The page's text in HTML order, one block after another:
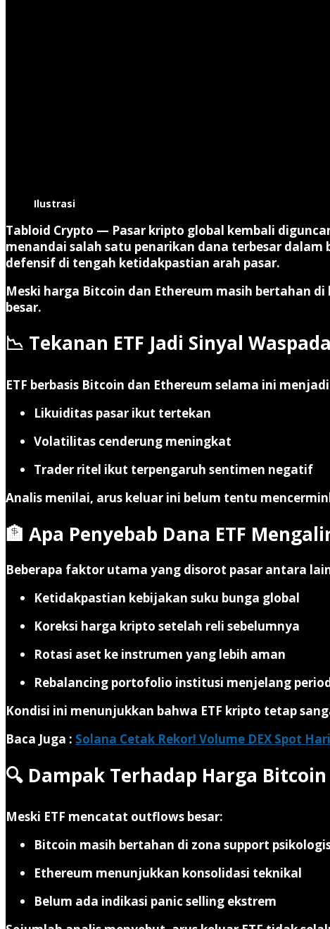
Ilustrasi
Tabloid Crypto — Pasar kripto global kembali
menandai salah satu penarikan dana terbesar
defensif di tengah ketidakpastian arah pasar.
Meski harga Bitcoin dan Ethereum masih bertahan
besar.
📉 Tekanan ETF Jadi Sinyal
ETF berbasis Bitcoin dan Ethereum selama ini
Likuiditas pasar ikut tertekan
Volatilitas cenderung meningkat
Trader ritel ikut terpengaruh sentimen negatif
Analis menilai, arus keluar ini belum tentu
🏦 Apa Penyebab Dana ETF
Beberapa faktor utama yang disorot pasar antara
Ketidakpastian kebijakan suku bunga global
Koreksi harga kripto setelah reli sebelumnya
Rotasi aset ke instrumen yang lebih aman
Rebalancing portofolio institusi menjelang
Kondisi ini menunjukkan bahwa ETF kripto tetap
Baca Juga : Solana Cetak Rekor! Volume DEX Spot
🔍 Dampak Terhadap Harga
Meski ETF mencatat outflows besar:
Bitcoin masih bertahan di zona support
Ethereum menunjukkan konsolidasi teknikal
Belum ada indikasi panic selling ekstrem